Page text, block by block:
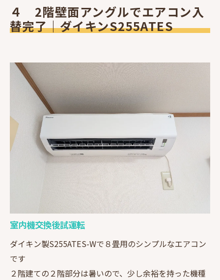
４ 2階壁面アングルでエアコン入
替完了｜ダイキンS255ATES
室内機交換後試運転
ダイキン製S255ATES-Wで８畳用のシンプルなエアコン
です
２階建ての２階部分は暑いので、少し余裕を持った機種